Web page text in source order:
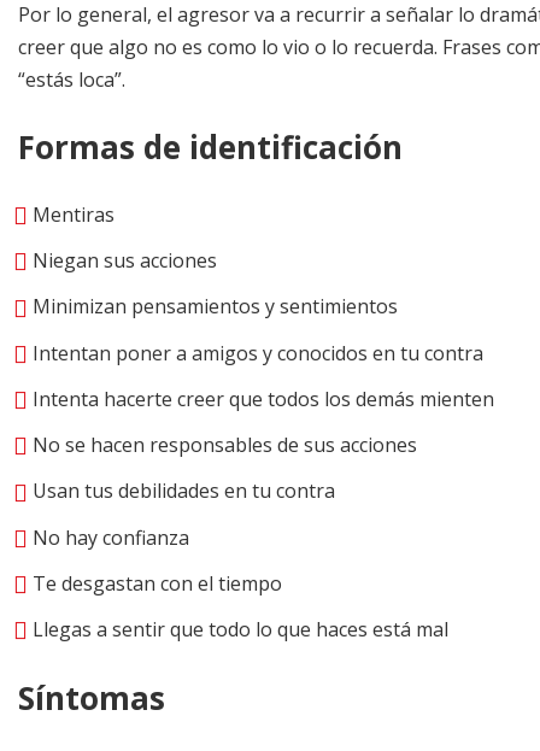
Por lo general, el agresor va a recurrir a señalar lo
creer que algo no es como lo vio o lo recuerda. Frases
“estás loca”.
Formas de identificación
Mentiras
Niegan sus acciones
Minimizan pensamientos y sentimientos
Intentan poner a amigos y conocidos en tu contra
Intenta hacerte creer que todos los demás mienten
No se hacen responsables de sus acciones
Usan tus debilidades en tu contra
No hay confianza
Te desgastan con el tiempo
Llegas a sentir que todo lo que haces está mal
Síntomas